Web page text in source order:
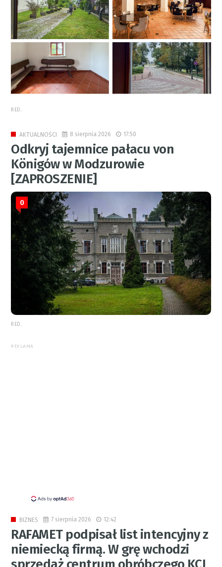
RED.
AKTUALNOŚCI 8 sierpnia 2026 17:50
Odkryj tajemnice pałacu von
Königów w Modzurowie
[ZAPROSZENIE]
0
RED.
REKLAMA
BIZNES 7 sierpnia 2026 12:42
RAFAMET podpisał list intencyjny z
niemiecką firmą. W grę wchodzi